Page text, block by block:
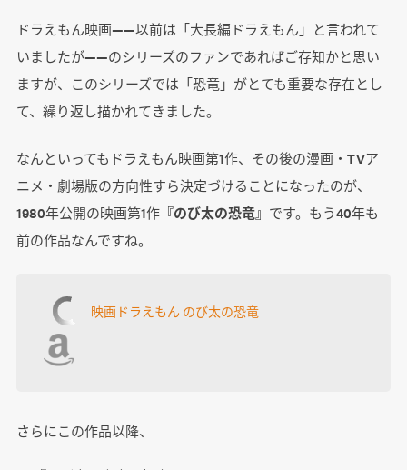
ドラえもん映画――以前は「大長編ドラえもん」と言われて
いましたが――のシリーズのファンであればご存知かと思い
ますが、このシリーズでは「恐竜」がとても重要な存在とし
て、繰り返し描かれてきました。
なんといってもドラえもん映画第1作、その後の漫画・TVア
ニメ・劇場版の方向性すら決定づけることになったのが、
1980年公開の映画第1作『のび太の恐竜』 です。もう40年も
前の作品なんですね。
映画ドラえもん のび太の恐竜
さらにこの作品以降、